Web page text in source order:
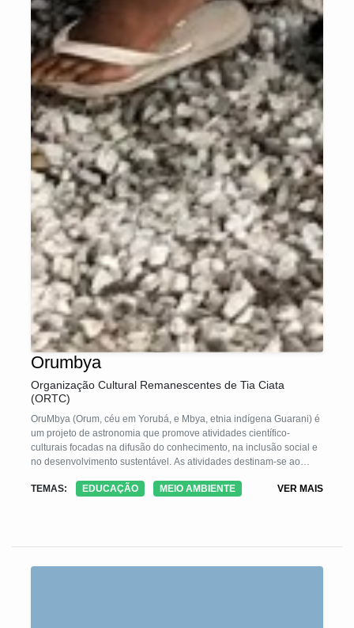
Orumbya
Organização Cultural Remanescentes de Tia Ciata
(ORTC)
OruMbya (Orum, céu em Yorubá, e Mbya, etnia indígena Guarani) é
um projeto de astronomia que promove atividades científico-
culturais focadas na difusão do conhecimento, na inclusão social e
no desenvolvimento sustentável. As atividades destinam-se ao
partir de valores étnicos-culturais (afro-indígenas). A Organização
local de resistência e reafirmação da identidade negra e uma das
TEMAS: EDUCAÇÃO MEIO AMBIENTE VER MAIS